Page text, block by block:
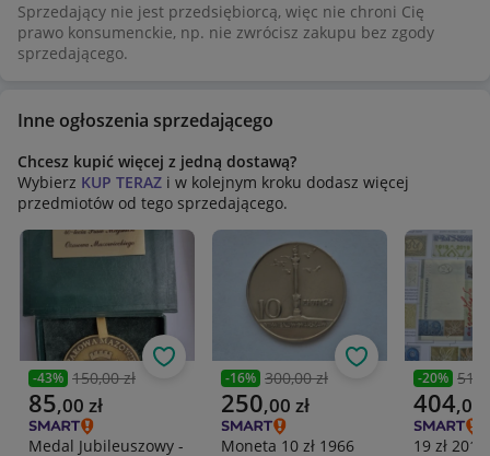
Sprzedający nie jest przedsiębiorcą, więc nie chroni Cię
prawo konsumenckie, np. nie zwrócisz zakupu bez zgody
sprzedającego.
Inne ogłoszenia sprzedającego
Chcesz kupić więcej z jedną dostawą?
Wybierz KUP TERAZ i w kolejnym kroku dodasz więcej
przedmiotów od tego sprzedającego.
Poprzednia cena
-43% 150,00 zł
Aktualna cena
85,00 zł
Medal Jubileuszowy -
Obserwuj
Poprzednia cena
-16% 300,00 zł
Aktualna cena
250,00 zł
Moneta 10 zł 1966
Obserwuj
-20%
Aktualna
404,00
19 zł